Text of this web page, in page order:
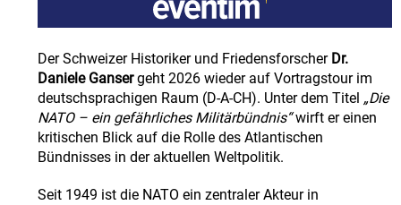
Der Schweizer Historiker und Friedensforscher Dr.
Daniele Gansergeht 2026 wieder auf Vortragstour im
deutschsprachigen Raum (D-A-CH). Unter dem Titel „Die
NATO – ein gefährliches Militärbündnis“wirft er einen
kritischen Blick auf die Rolle des Atlantischen
Bündnisses in der aktuellen Weltpolitik.
Seit 1949 ist die NATO ein zentraler Akteur in